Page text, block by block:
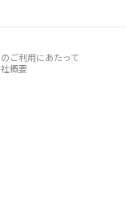
ご利用にあたって
概要